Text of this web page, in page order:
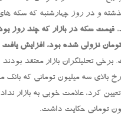
و در روز چهارشنبه که سکه
قیمت سکه در بازار که چند روز
تومان نزولی شده بود، افزایش
. برخی تحلیلگران بازار معتقد
بالای سه میلیون تومانی که
کرد، علامت خوبی به بازار
تومانی حکایت داشت.